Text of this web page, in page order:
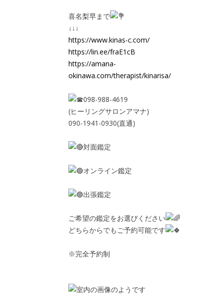
喜名梨早まで
↓↓↓
https://www.kinas-c.com/
https://lin.ee/fraE1cB
https://amana-
okinawa.com/therapist/kinarisa/
098-988-4619
(ヒーリングサロンアマナ)
090-1941-0930(直通)
対面鑑定
オンライン鑑定
出張鑑定
ご希望の鑑定をお選びください
どちらからでもご予約可能です
※完全予約制